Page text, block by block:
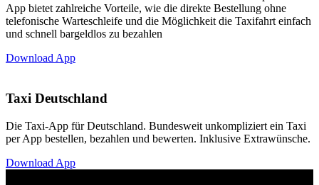
App bietet zahlreiche Vorteile, wie die direkte Bestellung ohne
telefonische Warteschleife und die Möglichkeit die Taxifahrt einfach
und schnell bargeldlos zu bezahlen
Download App
Taxi Deutschland
Die Taxi-App für Deutschland. Bundesweit unkompliziert ein Taxi
per App bestellen, bezahlen und bewerten. Inklusive Extrawünsche.
Download App